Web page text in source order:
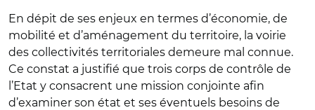
En dépit de ses enjeux en termes d’économie, de
mobilité et d’aménagement du territoire, la voirie
des collectivités territoriales demeure mal connue.
Ce constat a justifié que trois corps de contrôle de
l’Etat y consacrent une mission conjointe afin
d’examiner son état et ses éventuels besoins de